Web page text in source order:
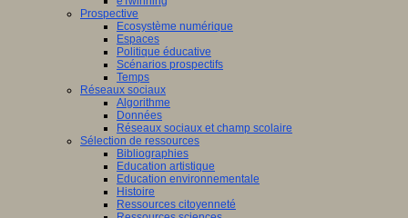
Prospective
Ecosystème numérique
Espaces
Politique éducative
Scénarios prospectifs
Temps
Réseaux sociaux
Algorithme
Données
Réseaux sociaux et champ scolaire
Sélection de ressources
Bibliographies
Education artistique
Education environnementale
Histoire
Ressources citoyenneté